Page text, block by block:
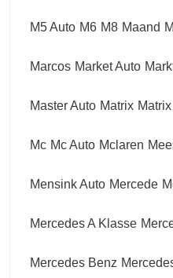
M5 Auto M6 M8 Maand
Marcos Market Auto
Master Auto Matrix
Mc Mc Auto Mclaren
Mensink Auto Mercede
Mercedes A Klasse
Mercedes Benz